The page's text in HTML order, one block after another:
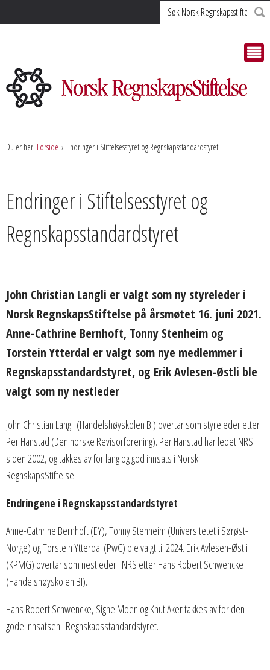
Søk
Du er her: Forside Endringer i Stiftelsesstyret og Regnskapsstandardstyret
Endringer i Stiftelsesstyret og
Regnskapsstandardstyret
John Christian Langli er valgt som ny styreleder i
Norsk RegnskapsStiftelse på årsmøtet 16. juni 2021.
Anne-Cathrine Bernhoft, Tonny Stenheim og
Torstein Ytterdal er valgt som nye medlemmer i
Regnskapsstandardstyret, og Erik Avlesen-Østli ble
valgt som ny nestleder
John Christian Langli (Handelshøyskolen BI) overtar som styreleder etter
Per Hanstad (Den norske Revisorforening). Per Hanstad har ledet NRS
siden 2002, og takkes av for lang og god innsats i Norsk
RegnskapsStiftelse.
Endringene i Regnskapsstandardstyret
Anne-Cathrine Bernhoft (EY), Tonny Stenheim (Universitetet i Sørøst-
Norge) og Torstein Ytterdal (PwC) ble valgt til 2024. Erik Avlesen-Østli
(KPMG) overtar som nestleder i NRS etter Hans Robert Schwencke
(Handelshøyskolen BI).
Hans Robert Schwencke, Signe Moen og Knut Aker takkes av for den
gode innsatsen i Regnskapsstandardstyret.